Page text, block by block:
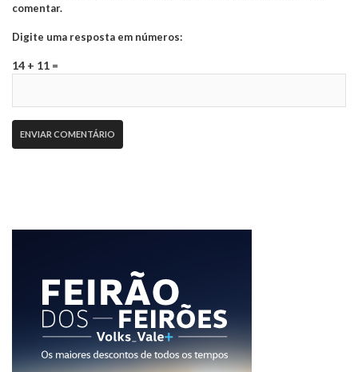
comentar.
Digite uma resposta em números:
14 + 11 =